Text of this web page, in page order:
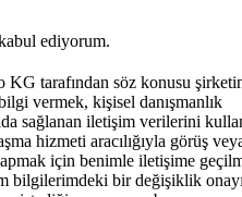
ediyorum.
tarafından söz konusu
vermek, kişisel danışmanlık
sağlanan iletişim verilerini
hizmeti aracılığıyla görüş
için benimle iletişime
bilgilerimdeki bir değişiklik